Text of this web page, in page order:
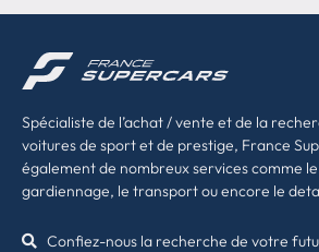
Spécialiste de l’achat / vente et de la
voitures de sport et de prestige, France
également de nombreux services comme
gardiennage, le transport ou encore le
Confiez-nous la recherche de votre